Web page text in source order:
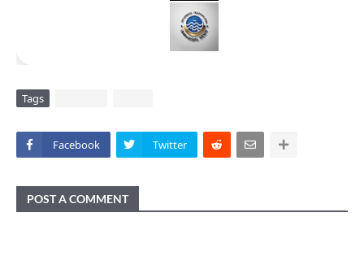
Tags
Facebook Twitter
POST A COMMENT